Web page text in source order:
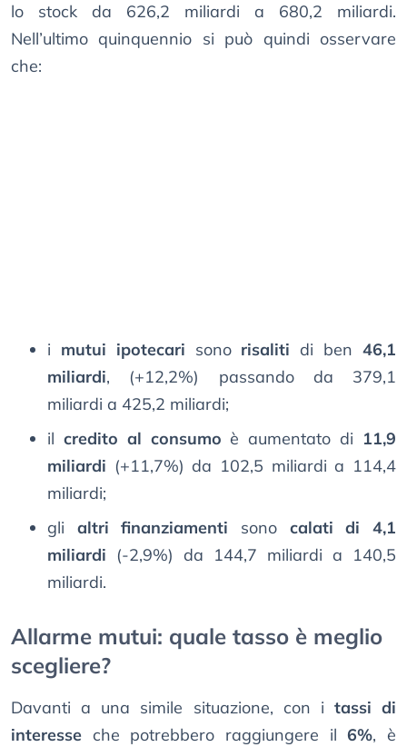
lo stock da 626,2 miliardi a 680,2 miliardi.
Nell’ultimo quinquennio si può quindi osservare
che:
i mutui ipotecari sono risalitidi ben46,1
miliardi, (+12,2%) passando da 379,1
miliardi a 425,2 miliardi;
il credito al consumo è aumentato di 11,9
miliardi (+11,7%) da 102,5 miliardi a 114,4
miliardi;
gli altri finanziamenti sono calati di 4,1
miliardi (-2,9%) da 144,7 miliardi a 140,5
miliardi.
Allarme mutui: quale tasso è meglio
scegliere?
Davanti a una simile situazione, con i tassi di
interesse che potrebbero raggiungere il6%, è